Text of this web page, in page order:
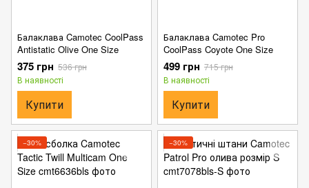
Балаклава Camotec CoolPass
Antistatic Olive One Size
375 грн 536 грн
В наявності
Купити
Балаклава Camotec Pro
CoolPass Coyote One Size
499 грн 715 грн
В наявності
Купити
−30% −30%